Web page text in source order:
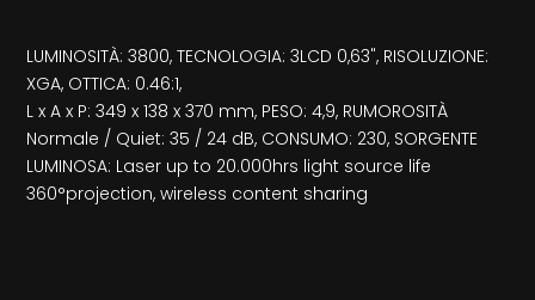
LUMINOSITÀ: 3800, TECNOLOGIA: 3LCD 0,63", RISOLUZIONE:
XGA, OTTICA: 0.46:1,
L x A x P: 349 x 138 x 370 mm, PESO: 4,9, RUMOROSITÀ
Normale / Quiet: 35 / 24 dB, CONSUMO: 230, SORGENTE
LUMINOSA: Laser up to 20.000hrs light source life
360°projection, wireless content sharing